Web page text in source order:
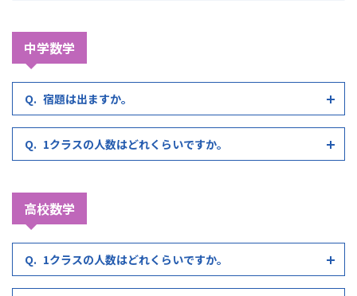
中学数学
宿題は出ますか。
1クラスの人数はどれくらいですか。
高校数学
1クラスの人数はどれくらいですか。